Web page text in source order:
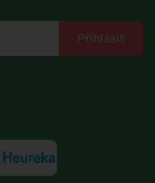
Přihlásit